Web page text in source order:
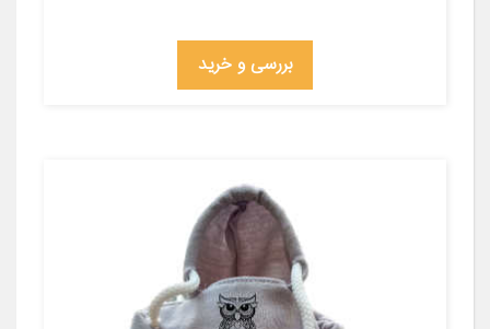
بررسی و خرید